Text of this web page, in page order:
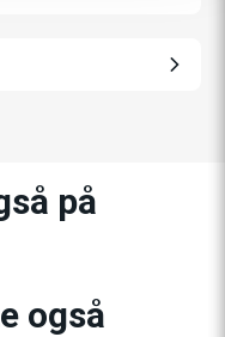
på
også